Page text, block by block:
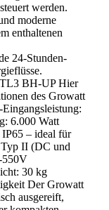
werden.
moderne
enthaltenen
24-Stunden-
BH-UP Hier
des Growatt
6.000 Watt
– ideal für
Typ II (DC und
550V
30 kg
Der Growatt
ausgereift,